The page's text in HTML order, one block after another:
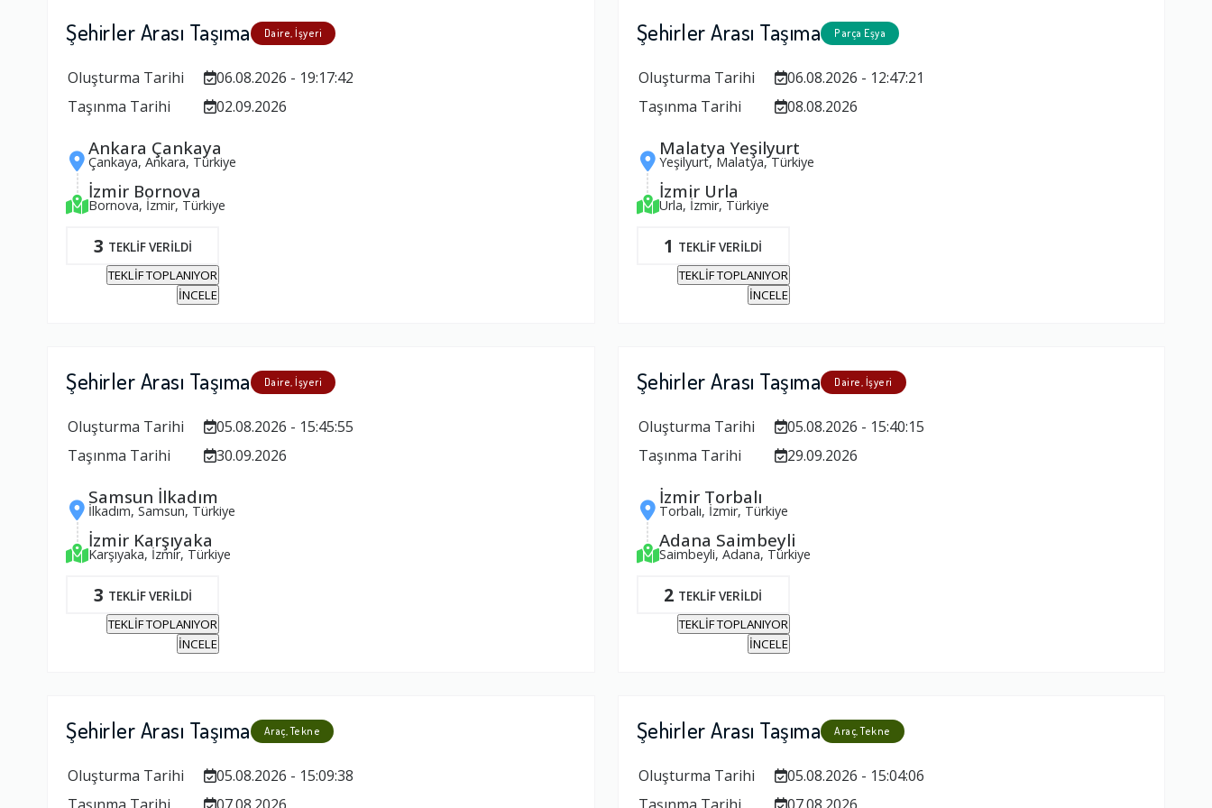
Şehirler Arası Taşıma Daire, İşyeri
Oluşturma Tarihi
06.08.2026 - 19:17:42
Taşınma Tarihi
02.09.2026
Ankara Çankaya
Çankaya, Ankara, Türkiye
İzmir Bornova
Bornova, İzmir, Türkiye
3 TEKLİF VERİLDİ
TEKLİF TOPLANIYOR
İNCELE
Şehirler Arası Taşıma Parça Eşya
Oluşturma Tarihi
06.08.2026 - 12:47:21
Taşınma Tarihi
08.08.2026
Malatya Yeşilyurt
Yeşilyurt, Malatya, Türkiye
İzmir Urla
Urla, İzmir, Türkiye
1 TEKLİF VERİLDİ
TEKLİF TOPLANIYOR
İNCELE
Şehirler Arası Taşıma Daire, İşyeri
Oluşturma Tarihi
05.08.2026 - 15:45:55
Taşınma Tarihi
30.09.2026
Samsun İlkadım
İlkadım, Samsun, Türkiye
İzmir Karşıyaka
Karşıyaka, İzmir, Türkiye
3 TEKLİF VERİLDİ
TEKLİF TOPLANIYOR
İNCELE
Şehirler Arası Taşıma Daire, İşyeri
Oluşturma Tarihi
05.08.2026 - 15:40:15
Taşınma Tarihi
29.09.2026
İzmir Torbalı
Torbalı, İzmir, Türkiye
Adana Saimbeyli
Saimbeyli, Adana, Türkiye
2 TEKLİF VERİLDİ
TEKLİF TOPLANIYOR
İNCELE
Şehirler Arası Taşıma Araç, Tekne
Oluşturma Tarihi
05.08.2026 - 15:09:38
Şehirler Arası Taşıma Araç, Tekne
Oluşturma Tarihi
05.08.2026 - 15:04:06